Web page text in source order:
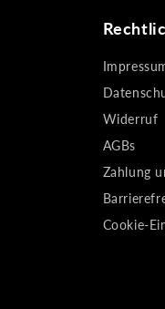
Widerruf
AGBs
Zahlung
Cookie-